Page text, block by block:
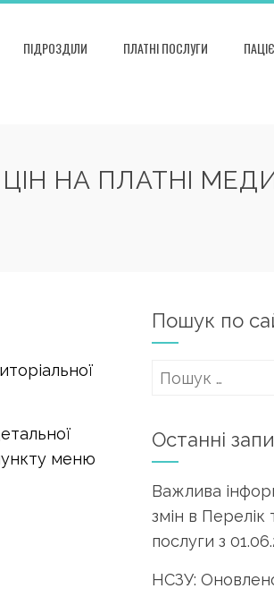
ПІДРОЗДІЛИ ПЛАТНІ ПОСЛУГИ
НА ПЛАТНІ
меню
Пошук по
Пошук:
Останні
Важлива
змін в Перелік
послуги з
НСЗУ: